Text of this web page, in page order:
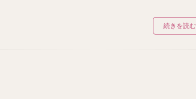
続きを読む